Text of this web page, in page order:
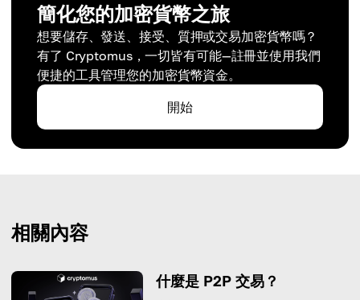
簡化您的加密貨幣之旅
想要儲存、發送、接受、質押或交易加密貨幣嗎？
有了 Cryptomus，一切皆有可能—註冊並使用我們
便捷的工具管理您的加密貨幣資金。
開始
相關內容
什麼是 P2P 交易？